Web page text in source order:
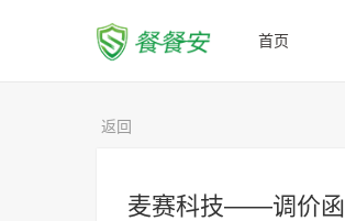
首页
返回
麦赛科技——调价函